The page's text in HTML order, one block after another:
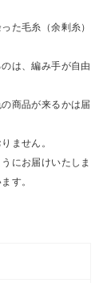
た毛糸（余剰糸）
は、編み手が自由
商品が来るかは届
ません。
にお届けいたしま
す。